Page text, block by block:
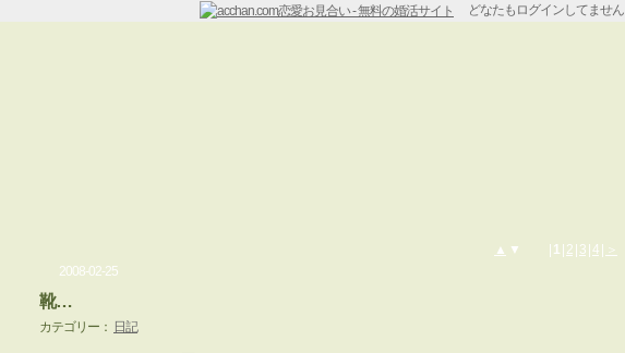
どなたもログインしてません
▲ ▼ | 1 2 3 4
＞
2008-02-25
靴…
カテゴリー： 日記